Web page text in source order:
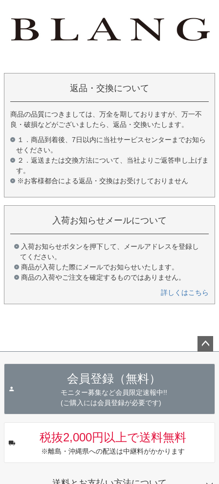
返品・交換について
商品の品質につきましては、万全を期しておりますが、万一不
良・破損などがございましたら、返品・交換いたします。
１．商品到着後、7日以内に当社サービスセンターまでお知ら
せください。
２．返送または交換方法について、当社よりご返答申し上げま
す。
※お客様都合による返品・交換はお受けしておりません
入荷お知らせメールについて
入荷お知らせボタンを押下して、メールアドレスを登録し
てください。
商品が入荷した際にメールでお知らせいたします。
商品の入荷やご注文を確定するものではありません。
詳しくはこちら
会員登録（無料）
モニター募集など会員限定速報中!!
(ご購入には会員登録が必要です)
税抜2,000円以上で送料無料
※離島・沖縄県への配送は中継料がかかります